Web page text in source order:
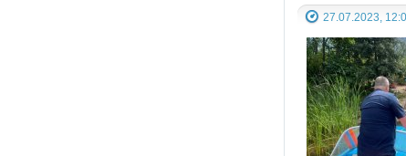
27.07.2023,